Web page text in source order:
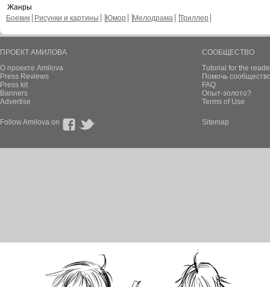
Жанры
Боевик
Рисунки и картины Юмор Мелодрама Триллер
ПРОЕКТ АМИЛОВА
О проекте Amilova
Press Reviews
Press kit
Banners
Advertise
СООБЩЕСТВО
Tutorial for the
Помочь
FAQ
Опыт-золото?
Terms of Use
Follow Amilova on Sitemap